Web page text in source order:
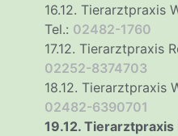
16.12. Tierarztpraxis
Tel.: 02482-1760
17.12. Tierarztpraxis
02252-8374703
18.12. Tierarztpraxis
02482-6390701
19.12. Tierarztpraxis